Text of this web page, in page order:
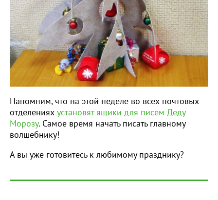
Напомним, что на этой неделе во всех почтовых
отделениях установят ящики для писем Деду
Морозу. Самое время начать писать главному
волшебнику!
А вы уже готовитесь к любимому празднику?